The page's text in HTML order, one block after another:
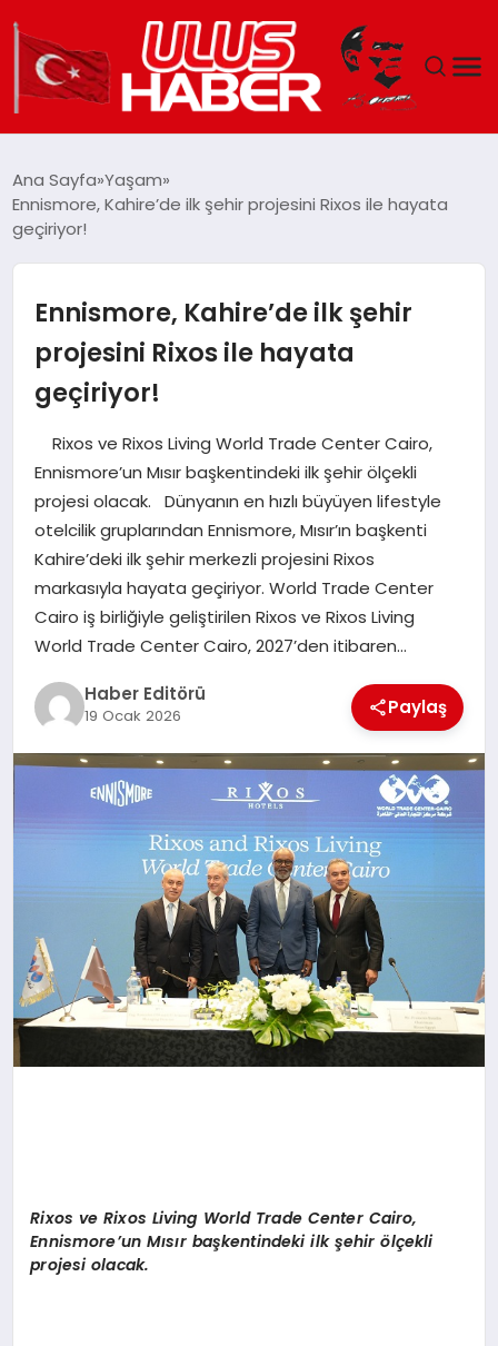
DÜNYA
TEKNOLOJI
EĞITIM
MAGAZIN
SPOR
YAŞAM
Ana Sayfa Yaşam
Ennismore, Kahire’de ilk şehir projesini Rixos ile hayata
geçiriyor!
Ennismore, Kahire’de ilk şehir
projesini Rixos ile hayata
geçiriyor!
Rixos ve Rixos Living World Trade Center Cairo,
Ennismore’un Mısır başkentindeki ilk şehir ölçekli
projesi olacak. Dünyanın en hızlı büyüyen lifestyle
otelcilik gruplarından Ennismore, Mısır’ın başkenti
Kahire’deki ilk şehir merkezli projesini Rixos
markasıyla hayata geçiriyor. World Trade Center
Cairo iş birliğiyle geliştirilen Rixos ve Rixos Living
World Trade Center Cairo, 2027’den itibaren…
Haber Editörü
19 Ocak 2026 Paylaş
Rixos ve Rixos Living World Trade Center Cairo,
Ennismore’un Mısır başkentindeki ilk şehirölçekli
projesi olacak.